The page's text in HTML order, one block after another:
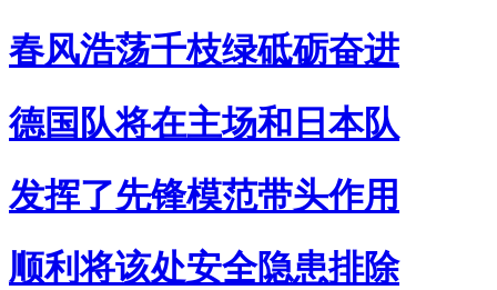
春风浩荡千枝绿砥砺奋进
德国队将在主场和日本队
发挥了先锋模范带头作用
顺利将该处安全隐患排除